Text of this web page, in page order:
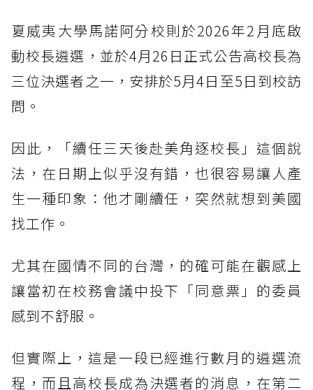
夏威夷大學馬諾阿分校則於2026年2月底啟
動校長遴選，並於4月26日正式公告高校長為
三位決選者之一，安排於5月4日至5日到校訪
問。
因此，「續任三天後赴美角逐校長」這個說
法，在日期上似乎沒有錯，也很容易讓人產
生一種印象：他才剛續任，突然就想到美國
找工作。
尤其在國情不同的台灣，的確可能在觀感上
讓當初在校務會議中投下「同意票」的委員
感到不舒服。
但實際上，這是一段已經進行數月的遴選流
程，而且高校長成為決選者的消息，在第二